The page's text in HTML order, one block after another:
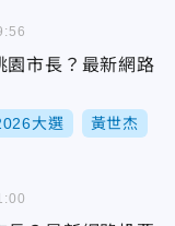
園市長？最新網路
大選 黃世杰